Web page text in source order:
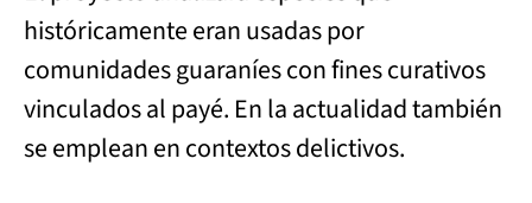
históricamente eran usadas por
comunidades guaraníes con fines curativos
vinculados al payé. En la actualidad también
se emplean en contextos delictivos.